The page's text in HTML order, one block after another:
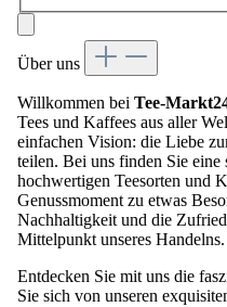
Über uns
Willkommen bei Tee-
Tees und Kaffees aus aller
einfachen Vision: die Liebe
teilen. Bei uns finden Sie
hochwertigen Teesorten und
Genussmoment zu etwas
Nachhaltigkeit und die
Mittelpunkt unseres Handelns.
Entdecken Sie mit uns die
Sie sich von unseren